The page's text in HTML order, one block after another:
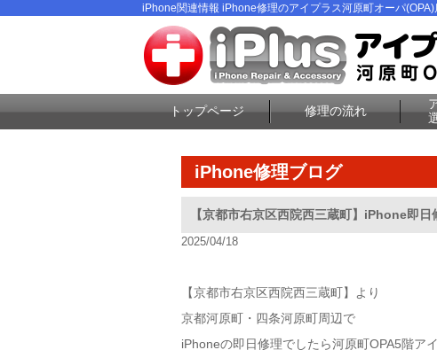
iPhone関連情報 iPhone修理のアイプラス河原町オーパ(OPA)
トップページ 修理の流れ
iPhone修理ブログ
【京都市右京区西院西三蔵町】iPhone即日
2025/04/18
【京都市右京区西院西三蔵町】より
京都河原町・四条河原町周辺で
iPhoneの即日修理でしたら河原町OPA5階ア